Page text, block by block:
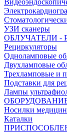
УЗИ сканеры
ОБЛУЧАТЕЛИ -
Рециркуляторы
Одноламповые
Двухламповые
Трехламповые и
Подставки для
Лампы
Носилки
Каталки